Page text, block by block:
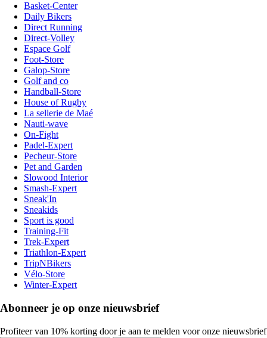
Basket-Center
Daily Bikers
Direct Running
Direct-Volley
Espace Golf
Foot-Store
Galop-Store
Golf and co
Handball-Store
House of Rugby
La sellerie de Maé
Nauti-wave
On-Fight
Padel-Expert
Pecheur-Store
Pet and Garden
Slowood Interior
Smash-Expert
Sneak'In
Sneakids
Sport is good
Training-Fit
Trek-Expert
Triathlon-Expert
TripNBikers
Vélo-Store
Winter-Expert
Abonneer je op onze nieuwsbrief
Profiteer van 10% korting door je aan te melden voor onze nieuwsbrief